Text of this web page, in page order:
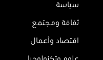
سياسة
ثقافة ومجتمع
اقتصاد وأعمال